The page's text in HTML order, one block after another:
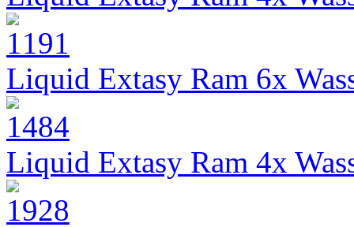
Liquid Extasy Ram 6x
Liquid Extasy Ram 4x